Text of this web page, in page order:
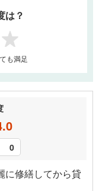
は？
5
も満足
0
に修繕してから貸